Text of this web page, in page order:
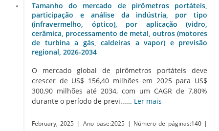
Tamanho do mercado de pirômetros portáteis,
participação e análise da indústria, por tipo
(infravermelho, óptico), por aplicação (vidro,
cerâmica, processamento de metal, outros (motores
de turbina a gás, caldeiras a vapor) e previsão
regional, 2026-2034
O mercado global de pirômetros portáteis deve
crescer de US$ 156,40 milhões em 2025 para US$
300,90 milhões até 2034, com um CAGR de 7,80%
durante o período de previ...... Ler mais
February, 2025 | Ano base:2025 | Número de páginas:140 |